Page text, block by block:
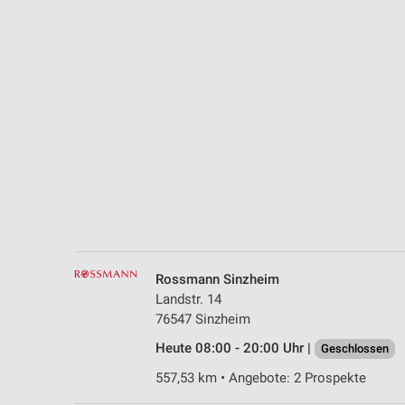
Rossmann Sinzheim
Landstr. 14
76547 Sinzheim
Heute 08:00 - 20:00 Uhr |
Geschlossen
557,53 km • Angebote: 2 Prospekte